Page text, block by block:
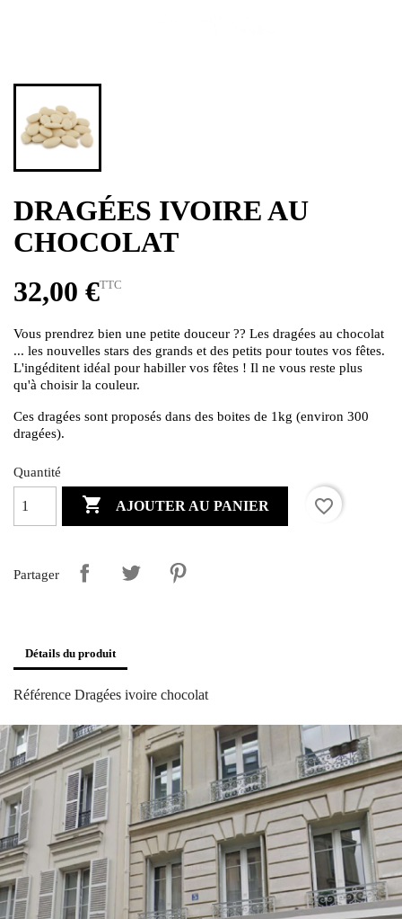
DRAGÉES IVOIRE AU
CHOCOLAT
32,00 €TTC
Vous prendrez bien une petite douceur ?? Les dragées au chocolat
... les nouvelles stars des grands et des petits pour toutes vos fêtes.
L'ingéditent idéal pour habiller vos fêtes ! Il ne vous reste plus
qu'à choisir la couleur.
Ces dragées sont proposés dans des boites de 1kg (environ 300
dragées).
Quantité
 AJOUTER AU PANIER favorite_border
Partager
Détails du produit
Référence Dragées ivoire chocolat